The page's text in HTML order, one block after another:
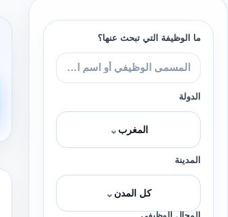
ما الوظيفة التي تبحث عنها؟
الدولة
المغرب ⌄
المدينة
كل المدن ⌄